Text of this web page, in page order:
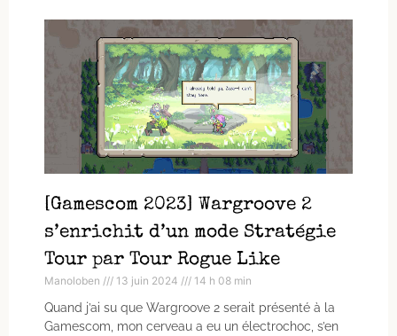
[Gamescom 2023] Wargroove 2
s’enrichit d’un mode Stratégie
Tour par Tour Rogue Like
Manoloben 13 juin 2024 14 h 08 min
Quand j’ai su que Wargroove 2 serait présenté à la
Gamescom, mon cerveau a eu un électrochoc, s’en